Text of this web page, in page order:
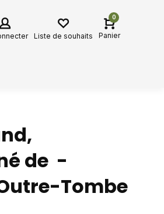
Liste de souhaits
0
Panier
de -
Tombe